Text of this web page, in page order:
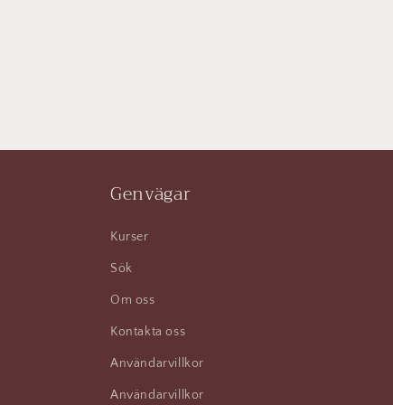
Genvägar
Kurser
Sök
Om oss
Kontakta oss
Användarvillkor
Användarvillkor